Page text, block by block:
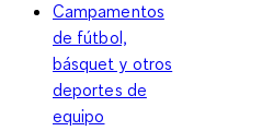
Campamentos
de fútbol,
básquet y otros
deportes de
equipo